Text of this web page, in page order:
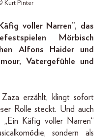
Kurt Pinter
voller Narren”, das
Mörbisch
Alfons Haider und
Vatergefühle und
erzählt, klingt sofort
Rolle steckt. Und auch
Käfig voller Narren“
sondern als